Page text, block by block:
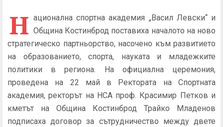
Н ационална спортна академия „Васил Левски“ и
Община Костинброд поставиха началото на ново
стратегическо партньорство, насочено към развитието
на образованието, спорта, науката и младежките
политики в региона. На официална церемония,
проведена на 22 май в Ректората на Спортната
академия, ректорът на НСА проф. Красимир Петков и
кметът на Община Костинброд Трайко Младенов
подписаха договор за сътрудничество между двете